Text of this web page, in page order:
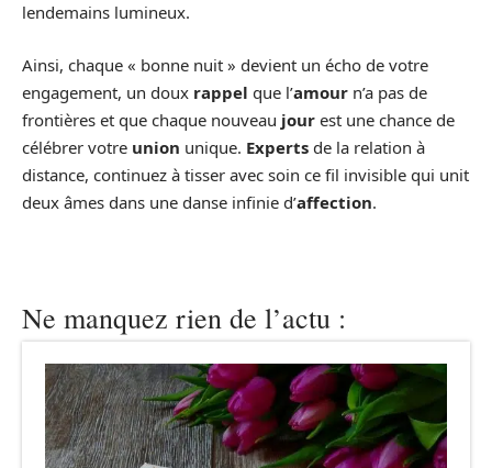
lendemains lumineux.
Ainsi, chaque « bonne nuit » devient un écho de votre
engagement, un doux rappel que l’amour n’a pas de
frontières et que chaque nouveau jour est une chance de
célébrer votre union unique. Experts de la relation à
distance, continuez à tisser avec soin ce fil invisible qui unit
deux âmes dans une danse infinie d’affection.
Ne manquez rien de l’actu :